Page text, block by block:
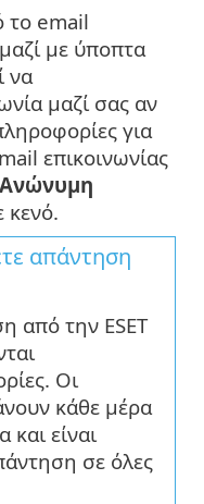
το email
με ύποπτα
να
μαζί σας αν
για
επικοινωνίας
Ανώνυμη
κενό.
απάντηση
από την ESET
Οι
κάθε μέρα
και είναι
σε όλες